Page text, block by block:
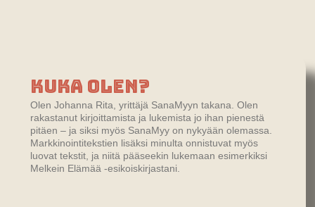
Kuka olen?
Olen Johanna Rita, yrittäjä SanaMyyn takana. Olen
rakastanut kirjoittamista ja lukemista jo ihan pienestä
pitäen – ja siksi myös SanaMyy on nykyään olemassa.
Markkinointitekstien lisäksi minulta onnistuvat myös
luovat tekstit, ja niitä pääseekin lukemaan esimerkiksi
Melkein Elämää -esikoiskirjastani.